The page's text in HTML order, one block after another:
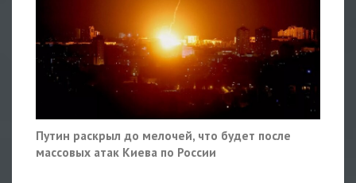
Путин раскрыл до мелочей, что будет после
массовых атак Киева по России